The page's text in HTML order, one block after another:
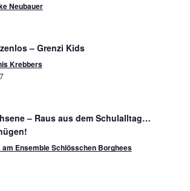
Neubauer
– Grenzi Kids
Krebbers
– Raus aus dem Schulalltag…
am Ensemble Schlösschen Borghees